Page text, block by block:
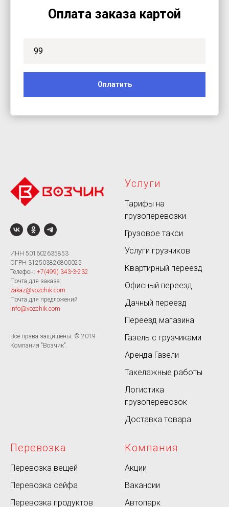
Оплата заказа картой
Оплатить
ИНН 501602635853
ОГРН 312503826800025
Телефон: +7(499) 343-3-232
Почта для заказа:
zakaz@vozchik.com
Почта для предложений
info@vozchik.com
Все права защищены. © 2019
Компания "Возчик".
Услуги
Тарифы на
грузоперевозки
Грузовое такси
Услуги грузчиков
Квартирный переезд
Офисный переезд
Дачный переезд
Переезд магазина
Газель с грузчиками
Аренда Газели
Такелажные работы
Логистика
грузоперевозок
Доставка товара
Перевозка
Перевозка вещей
Перевозка сейфа
Перевозка продуктов
Компания
Акции
Вакансии
Автопарк